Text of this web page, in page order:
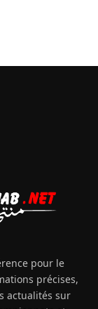
pour le
précises,
actualités sur